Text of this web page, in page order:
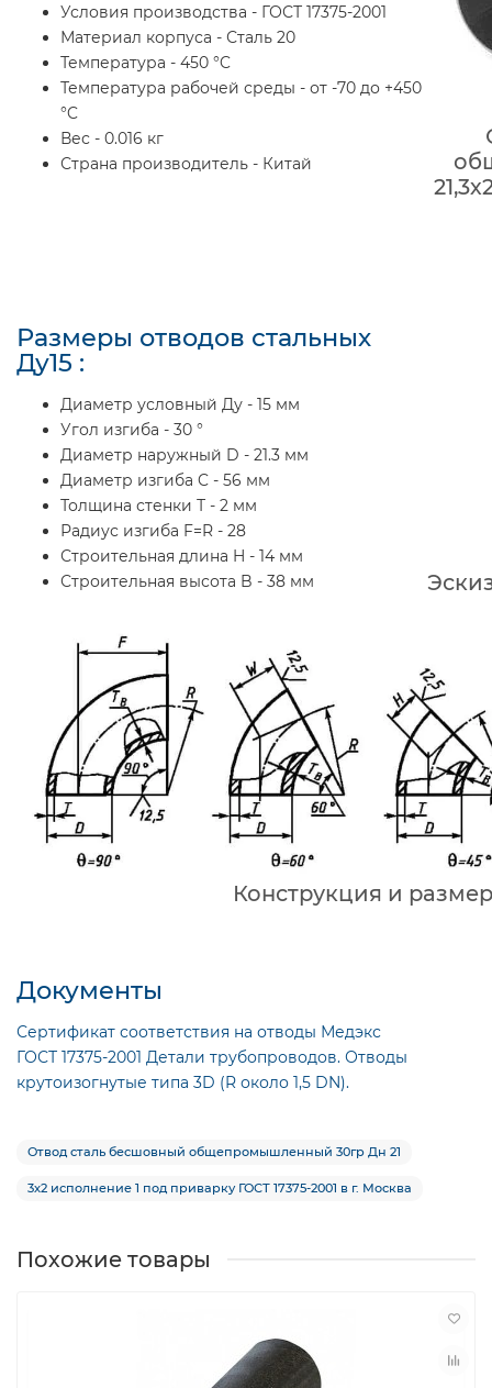
Условия производства - ГОСТ 17375-2001
Материал корпуса - Сталь 20
Температура - 450 °C
Температура рабочей среды - от -70 до +450
°C
Вес - 0.016 кг
Страна производитель - Китай
Размеры отводов стальных
Ду15 :
Диаметр условный Ду - 15 мм
Угол изгиба - 30 °
Диаметр наружный D - 21.3 мм
Диаметр изгиба C - 56 мм
Толщина стенки Т - 2 мм
Радиус изгиба F=R - 28
Строительная длина H - 14 мм
Строительная высота B - 38 мм
Конструкция и
Документы
Сертификат соответствия на отводы Медэкс
ГОСТ 17375-2001 Детали трубопроводов. Отводы
крутоизогнутые типа 3D (R около 1,5 DN).
Отвод сталь бесшовный общепромышленный 30гр Дн 21
3х2 исполнение 1 под приварку ГОСТ 17375-2001 в г. Москва
Похожие товары